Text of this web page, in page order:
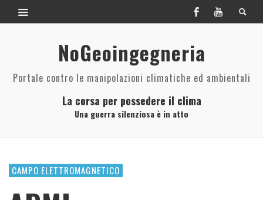
NoGeoingegneria
Portale contro le manipolazioni climatiche ed ambientali
La corsa per possedere il clima
Una guerra silenziosa è in atto
CAMPO ELETTROMAGNETICO